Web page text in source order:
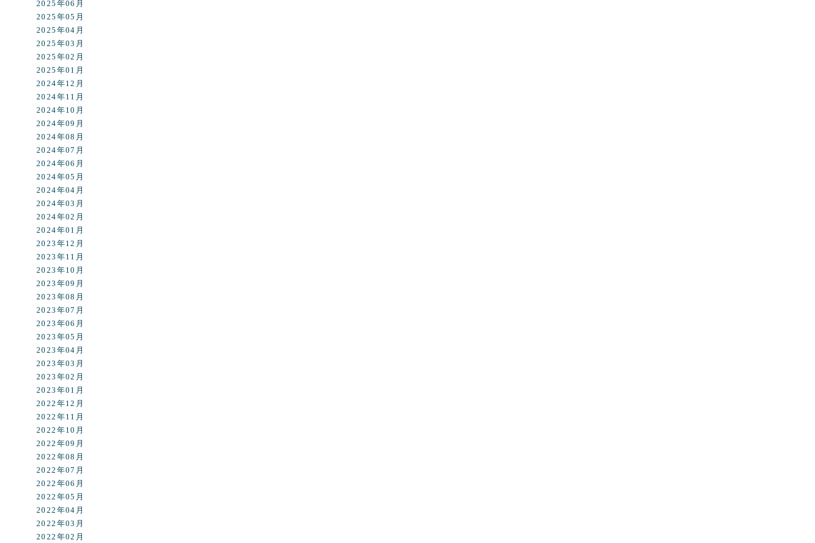
2025年06月
2025年05月
2025年04月
2025年03月
2025年02月
2025年01月
2024年12月
2024年11月
2024年10月
2024年09月
2024年08月
2024年07月
2024年06月
2024年05月
2024年04月
2024年03月
2024年02月
2024年01月
2023年12月
2023年11月
2023年10月
2023年09月
2023年08月
2023年07月
2023年06月
2023年05月
2023年04月
2023年03月
2023年02月
2023年01月
2022年12月
2022年11月
2022年10月
2022年09月
2022年08月
2022年07月
2022年06月
2022年05月
2022年04月
2022年03月
2022年02月